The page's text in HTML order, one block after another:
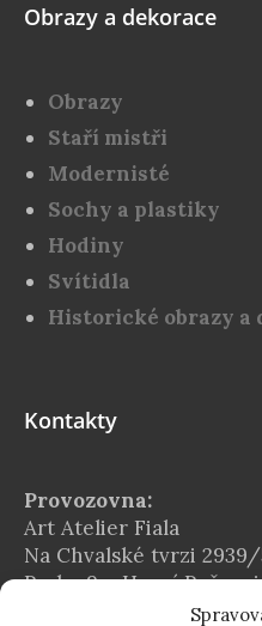
Obrazy a dekorace
Obrazy
Staří mistři
Modernisté
Sochy a plastiky
Hodiny
Svítidla
Historické obrazy a
Kontakty
Provozovna:
Art Atelier Fiala
Na Chvalské tvrzi
Praha 9 – Horní